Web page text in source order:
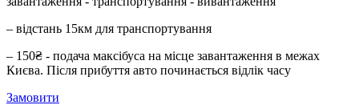
– відстань 15км для транспортування
– 150₴ - подача максібуса на місце завантаження в межах
Києва. Після прибуття авто починається відлік часу
Замовити